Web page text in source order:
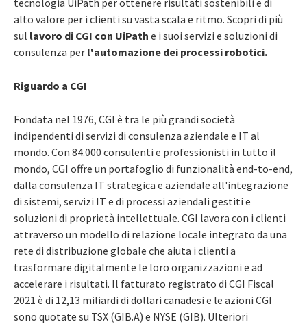
alto valore per i clienti su vasta scala e ritmo. Scopri di più
sul lavoro di CGI con UiPath e i suoi servizi e soluzioni di
consulenza per l'automazione dei processi robotici.
Riguardo a CGI
Fondata nel 1976, CGI è tra le più grandi società
indipendenti di servizi di consulenza aziendale e IT al
mondo. Con 84.000 consulenti e professionisti in tutto il
mondo, CGI offre un portafoglio di funzionalità end-to-end,
dalla consulenza IT strategica e aziendale all'integrazione
di sistemi, servizi IT e di processi aziendali gestiti e
soluzioni di proprietà intellettuale. CGI lavora con i clienti
attraverso un modello di relazione locale integrato da una
rete di distribuzione globale che aiuta i clienti a
trasformare digitalmente le loro organizzazioni e ad
accelerare i risultati. Il fatturato registrato di CGI Fiscal
2021 è di 12,13 miliardi di dollari canadesi e le azioni CGI
sono quotate su TSX (GIB.A) e NYSE (GIB). Ulteriori